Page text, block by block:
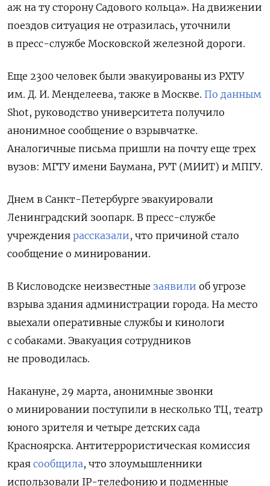
аж на ту сторону Садового кольца». На движении
поездов ситуация не отразилась, уточнили
в пресс-службе Московской железной дороги.
Еще 2300 человек были эвакуированы из РХТУ
им. Д. И. Менделеева, также в Москве. По данным
Shot, руководство университета получило
анонимное сообщение о взрывчатке.
Аналогичные письма пришли на почту еще трех
вузов: МГТУ имени Баумана, РУТ (МИИТ) и МПГУ.
Днем в Санкт-Петербурге эвакуировали
Ленинградский зоопарк. В пресс-службе
учреждения рассказали, что причиной стало
сообщение о минировании.
В Кисловодске неизвестные заявили об угрозе
взрыва здания администрации города. На место
выехали оперативные службы и кинологи
с собаками. Эвакуация сотрудников
не проводилась.
Накануне, 29 марта, анонимные звонки
о минировании поступили в несколько ТЦ, театр
юного зрителя и четыре детских сада
Красноярска. Антитеррористическая комиссия
края сообщила, что злоумышленники
использовали IP-телефонию и подменные